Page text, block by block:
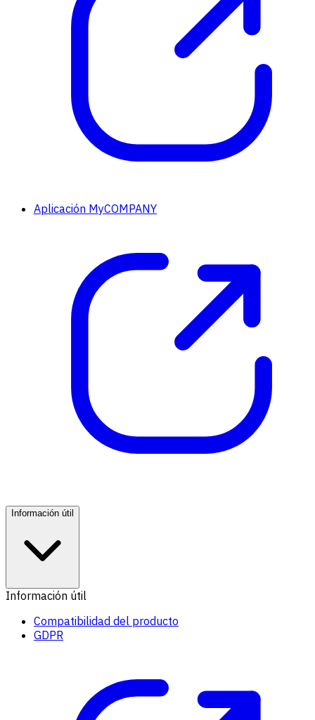
Aplicación MyCOMPANY
Información útil
Información útil
Compatibilidad del producto
GDPR